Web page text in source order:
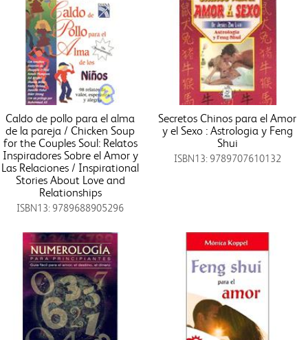
Caldo de pollo para el alma
de la pareja / Chicken Soup
for the Couples Soul: Relatos
Inspiradores Sobre el Amor y
Las Relaciones / Inspirational
Stories About Love and
Relationships
ISBN13: 9789688905296
Secretos Chinos para el Amor
y el Sexo : Astrologia y Feng
Shui
ISBN13: 9789707610132